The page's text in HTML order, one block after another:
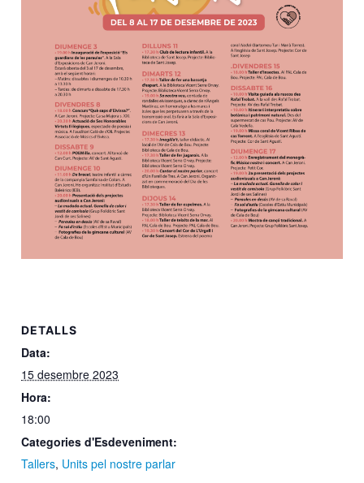
DETALLS
Data:
15 desembre 2023
Hora:
18:00
Categories d'Esdeveniment:
Tallers, Units pel nostre parlar